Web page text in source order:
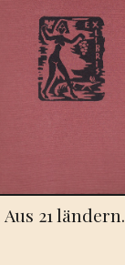
21 ländern.